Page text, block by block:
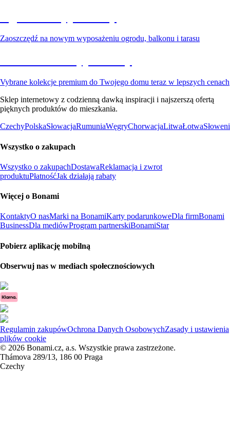
Zaoszczędź na nowym wyposażeniu ogrodu, balkonu i tarasu
Vybrane kolekcje premium do Twojego domu teraz w lepszych cenach
Sklep internetowy z codzienną dawką inspiracji i najszerszą ofertą
pięknych produktów do mieszkania.
CzechyPolskaSłowacjaRumuniaWęgryChorwacjaLitwaŁotwa
Wszystko o zakupach
Wszystko o zakupachDostawaReklamacja i zwrot
produktuPłatnośćJak działają rabaty
Więcej o Bonami
KontaktyO nasMarki na BonamiKarty podarunkoweDla firmBonami
BusinessDla mediówProgram partnerskiBonamiStar
Pobierz aplikację mobilną
Obserwuj nas w mediach społecznościowych
Regulamin zakupówOchrona Danych OsobowychZasady i ustawienia
plików cookie
© 2026 Bonami.cz, a.s. Wszystkie prawa zastrzeżone.
Thámova 289/13, 186 00 Praga
Czechy